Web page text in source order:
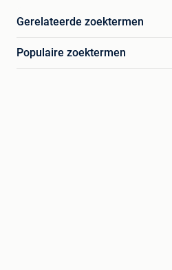
Gerelateerde zoektermen
Populaire zoektermen